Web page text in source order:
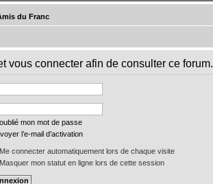
du Franc
vous connecter afin de consulter ce forum.
oublié mon mot de passe
l’e-mail d’activation
Me connecter automatiquement lors de chaque visite
Masquer mon statut en ligne lors de cette session